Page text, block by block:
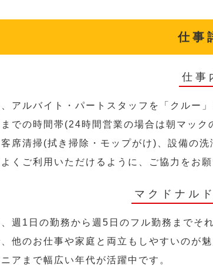
仕事
仕事
アルバイト・パートスタッフを「クルー
での時間帯(24時間営業の場合は朝マック
席清掃(拭き掃除・モップがけ)、設備の
くご利用いただけるように、ご協力をお願
マクドナル
週1日の勤務から週5日のフル勤務までそ
他のお仕事や家庭と両立もしやすいのが
アまで幅広い年代が活躍中です。